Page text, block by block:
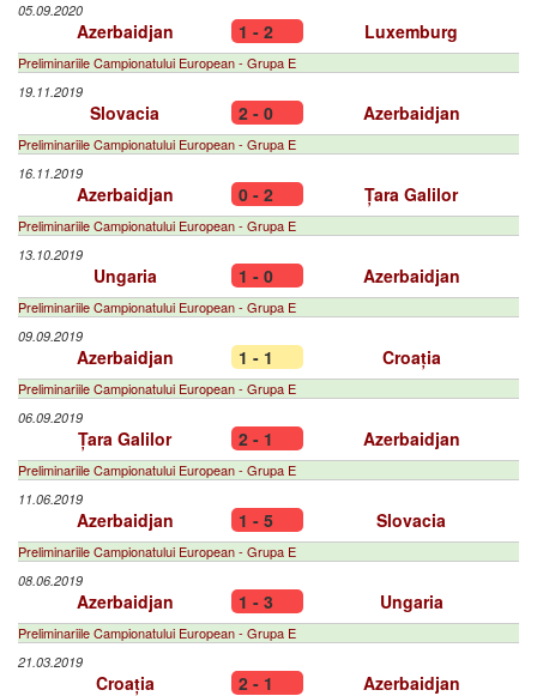
05.09.2020
Azerbaidjan 1 - 2 Luxemburg
Preliminariile Campionatului European - Grupa E
19.11.2019
Slovacia 2 - 0 Azerbaidjan
Preliminariile Campionatului European - Grupa E
16.11.2019
Azerbaidjan 0 - 2 Țara Galilor
Preliminariile Campionatului European - Grupa E
13.10.2019
Ungaria 1 - 0 Azerbaidjan
Preliminariile Campionatului European - Grupa E
09.09.2019
Azerbaidjan 1 - 1 Croația
Preliminariile Campionatului European - Grupa E
06.09.2019
Țara Galilor 2 - 1 Azerbaidjan
Preliminariile Campionatului European - Grupa E
11.06.2019
Azerbaidjan 1 - 5 Slovacia
Preliminariile Campionatului European - Grupa E
08.06.2019
Azerbaidjan 1 - 3 Ungaria
Preliminariile Campionatului European - Grupa E
21.03.2019
Croația 2 - 1 Azerbaidjan